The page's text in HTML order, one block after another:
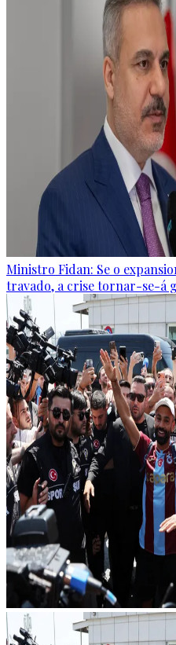
Ministro Fidan: Se o
travado, a crise tornar-se-á